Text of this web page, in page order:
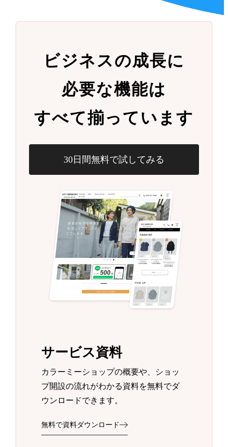
ビジネスの成長に
必要な機能は
すべて揃っています
30日間無料で試してみる
サービス資料
カラーミーショップの概要や、ショッ
プ開設の流れがわかる資料を無料でダ
ウンロードできます。
無料で資料ダウンロード